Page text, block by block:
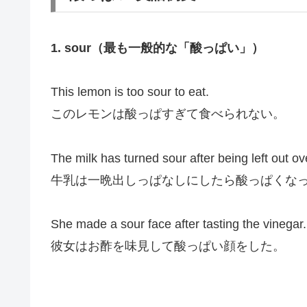
1. sour（最も一般的な「酸っぱい」）
This lemon is too sour to eat.
このレモンは酸っぱすぎて食べられない。
The milk has turned sour after being left out
牛乳は一晩出しっぱなしにしたら酸っぱくな
She made a sour face after tasting the vinegar.
彼女はお酢を味見して酸っぱい顔をした。